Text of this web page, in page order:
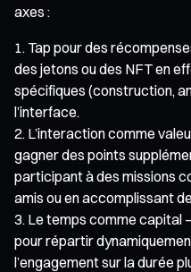
axes :
Tap pour des
des jetons ou des NFT en
spécifiques (construction,
l’interface.
L’interaction comme
gagner des points
participant à des missions
amis ou en accomplissant
Le temps comme capital
pour répartir
l’engagement sur la durée